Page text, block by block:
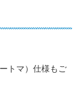
トマ）仕様もご